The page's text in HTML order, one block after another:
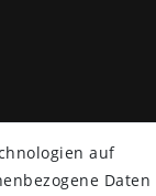
auf
Daten